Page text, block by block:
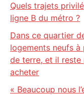
Quels trajets
ligne B du métro ?
Dans ce quartier
logements neufs
de terre, et il reste
acheter
« Beaucoup nous